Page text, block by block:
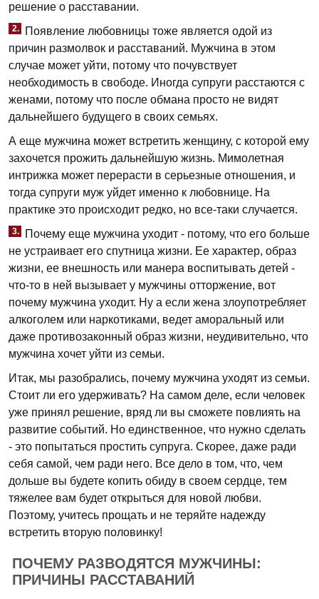
решение о расставании.
2.
Появление любовницы тоже является одой из
причин размолвок и расставаний. Мужчина в этом
случае может уйти, потому что почувствует
необходимость в свободе. Иногда супруги расстаются с
женами, потому что после обмана просто не видят
дальнейшего будущего в своих семьях.
А еще мужчина может встретить женщину, с которой ему
захочется прожить дальнейшую жизнь. Мимолетная
интрижка может перерасти в серьезные отношения, и
тогда супруги муж уйдет именно к любовнице. На
практике это происходит редко, но все-таки случается.
3.
Почему еще мужчина уходит - потому, что его больше
не устраивает его спутница жизни. Ее характер, образ
жизни, ее внешность или манера воспитывать детей -
что-то в ней вызывает у мужчины отторжение, вот
почему мужчина уходит. Ну а если жена злоупотребляет
алкоголем или наркотиками, ведет аморальный или
даже противозаконный образ жизни, неудивительно, что
мужчина хочет уйти из семьи.
Итак, мы разобрались, почему мужчина уходят из семьи.
Стоит ли его удерживать? На самом деле, если человек
уже принял решение, вряд ли вы сможете повлиять на
развитие событий. Но единственное, что нужно сделать
- это попытаться простить супруга. Скорее, даже ради
себя самой, чем ради него. Все дело в том, что, чем
дольше вы будете копить обиду в своем сердце, тем
тяжелее вам будет открыться для новой любви.
Поэтому, учитесь прощать и не теряйте надежду
встретить вторую половинку!
ПОЧЕМУ РАЗВОДЯТСЯ МУЖЧИНЫ:
ПРИЧИНЫ РАССТАВАНИЙ